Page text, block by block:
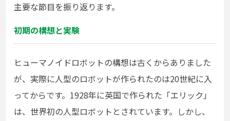
主要な節目を振り返ります。
初期の構想と実験
ヒューマノイドロボットの構想は古くからありました
が、実際に人型のロボットが作られたのは20世紀に入
ってからです。1928年に英国で作られた「エリック」
は、世界初の人型ロボットとされています。しかし、